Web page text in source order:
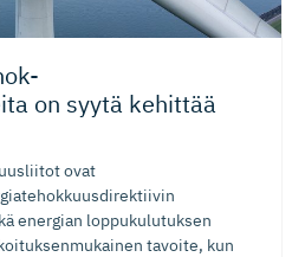
on syytä kehittää
ovat
energian loppukulutuksen
tavoite, kun